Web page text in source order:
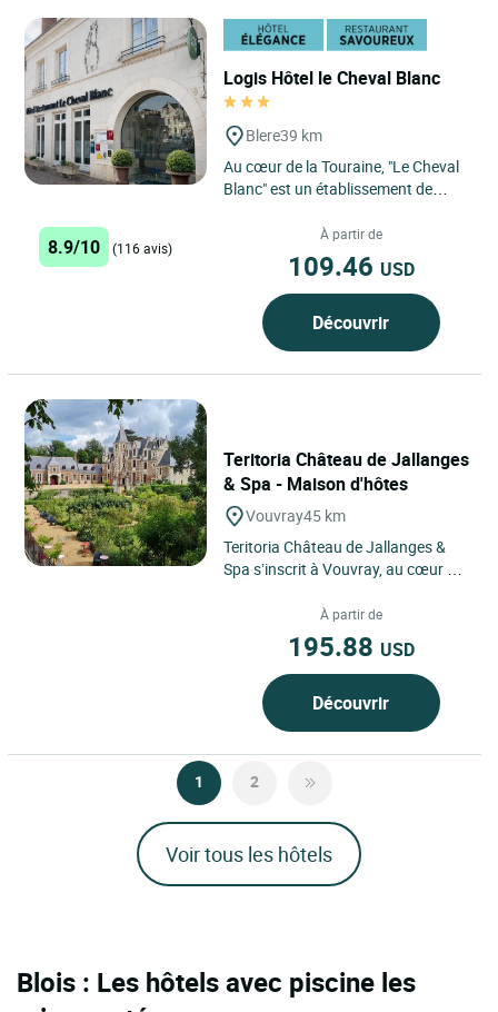
Logis Hôtel le Cheval Blanc
Blere39 km
Au cœur de la Touraine, "Le Cheval
Blanc" est un établissement de
vous séduiront....
8.9/10 (116 avis)
À partir de
109.46 USD
Découvrir
Teritoria Château de Jallanges
& Spa - Maison d'hôtes
Vouvray45 km
Teritoria Château de Jallanges &
Spa s’inscrit à Vouvray, au cœur du
environnement de vignes et...
À partir de
195.88 USD
Découvrir
1 2
Voir tous les hôtels
Blois : Les hôtels avec piscine les